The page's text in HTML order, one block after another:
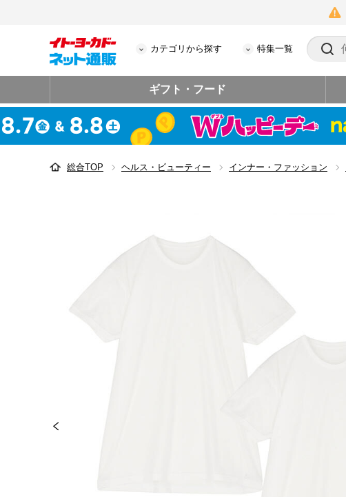
カテゴリから探す 特集一覧
ギフト・フード
総合TOP ヘルス・ビューティー インナー・ファッション